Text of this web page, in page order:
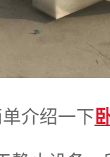
介绍一下